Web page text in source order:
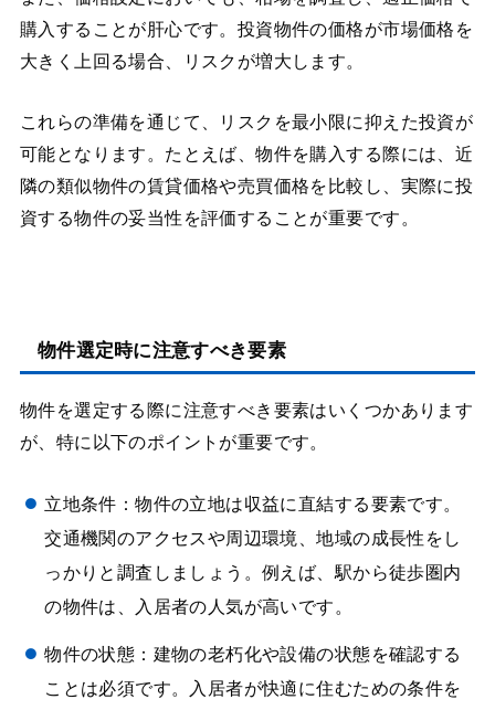
購入することが肝心です。投資物件の価格が市場価格を
大きく上回る場合、リスクが増大します。
これらの準備を通じて、リスクを最小限に抑えた投資が
可能となります。たとえば、物件を購入する際には、近
隣の類似物件の賃貸価格や売買価格を比較し、実際に投
資する物件の妥当性を評価することが重要です。
物件選定時に注意すべき要素
物件を選定する際に注意すべき要素はいくつかあります
が、特に以下のポイントが重要です。
立地条件：物件の立地は収益に直結する要素です。
交通機関のアクセスや周辺環境、地域の成長性をし
っかりと調査しましょう。例えば、駅から徒歩圏内
の物件は、入居者の人気が高いです。
物件の状態：建物の老朽化や設備の状態を確認する
ことは必須です。入居者が快適に住むための条件を